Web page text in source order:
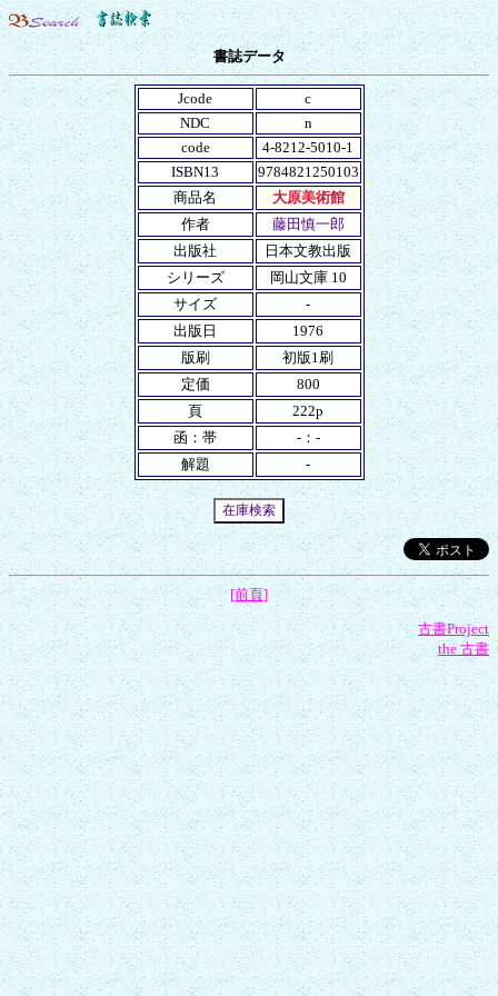
書誌データ
Jcode
c
NDC
n
code
4-8212-5010-1
ISBN13
9784821250103
商品名
大原美術館
作者
藤田慎一郎
出版社
日本文教出版
シリーズ
岡山文庫 10
サイズ
-
出版日
1976
版刷
初版1刷
定価
800
頁
222p
函：帯
-：-
解題
-
[前頁]
古書Project
the 古書